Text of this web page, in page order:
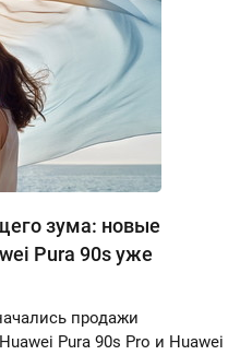
зума: новые
Pura 90s уже
продажи
Pura 90s Pro и Huawei